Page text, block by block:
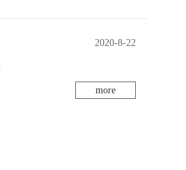
2020-8-22
more